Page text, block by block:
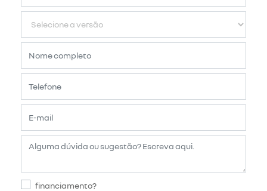
financiamento?